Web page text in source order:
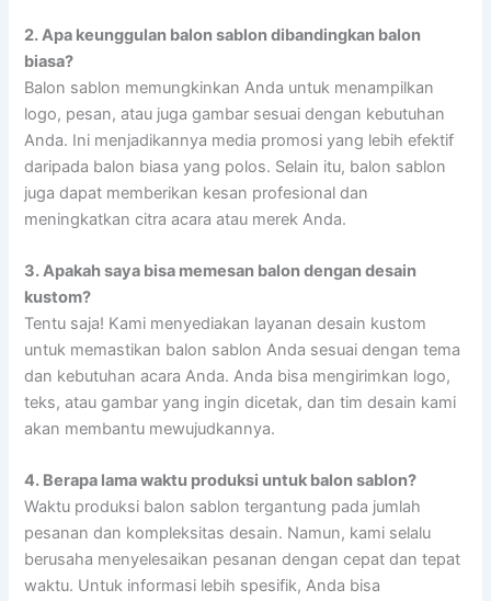
2. Apa keunggulan balon sablon dibandingkan balon
biasa?
Balon sablon memungkinkan Anda untuk menampilkan
logo, pesan, atau juga gambar sesuai dengan kebutuhan
Anda. Ini menjadikannya media promosi yang lebih efektif
daripada balon biasa yang polos. Selain itu, balon sablon
juga dapat memberikan kesan profesional dan
meningkatkan citra acara atau merek Anda.
3. Apakah saya bisa memesan balon dengan desain
kustom?
Tentu saja! Kami menyediakan layanan desain kustom
untuk memastikan balon sablon Anda sesuai dengan tema
dan kebutuhan acara Anda. Anda bisa mengirimkan logo,
teks, atau gambar yang ingin dicetak, dan tim desain kami
akan membantu mewujudkannya.
4. Berapa lama waktu produksi untuk balon sablon?
Waktu produksi balon sablon tergantung pada jumlah
pesanan dan kompleksitas desain. Namun, kami selalu
berusaha menyelesaikan pesanan dengan cepat dan tepat
waktu. Untuk informasi lebih spesifik, Anda bisa